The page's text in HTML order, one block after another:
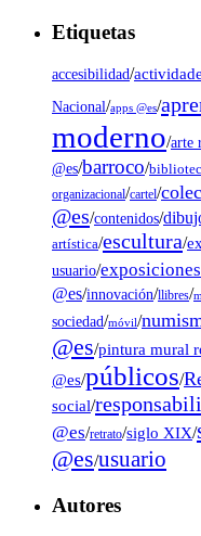
Etiquetas
accesibilidad/
Nacional/apps @es/
moderno/arte
@es/barroco/
organizacional/cartel/
@es/contenidos/
artística/escultura/
usuario/
@es/innovación/llibres/
sociedad/móvil/
@es/pintura mural
@es/públicos/
social/
@es/retrato/siglo XIX/
@es/usuario
Autores